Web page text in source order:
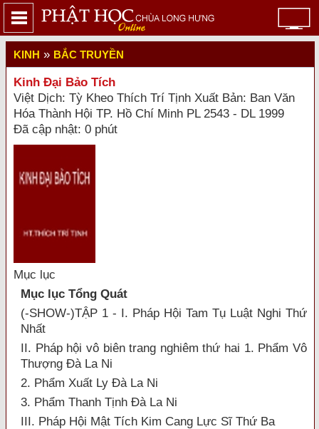
KINH » BẮC TRUYỀN
Kinh Đại Bảo Tích
Việt Dịch: Tỳ Kheo Thích Trí Tịnh Xuất Bản: Ban Văn
Hóa Thành Hội TP. Hồ Chí Minh PL 2543 - DL 1999
Đã cập nhật: 0 phút
Mục lục
Mục lục Tổng Quát
(-SHOW-)TẬP 1 - I. Pháp Hội Tam Tụ Luật Nghi Thứ
Nhất
II. Pháp hội vô biên trang nghiêm thứ hai 1. Phẩm Vô
Thượng Đà La Ni
2. Phẩm Xuất Ly Đà La Ni
3. Phẩm Thanh Tịnh Đà La Ni
III. Pháp Hội Mật Tích Kim Cang Lực Sĩ Thứ Ba